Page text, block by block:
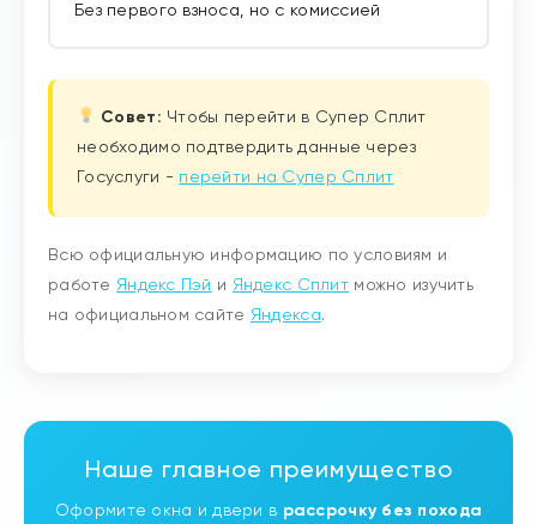
Без первого взноса, но с комиссией
Совет: Чтобы перейти в Супер Сплит
необходимо подтвердить данные через
Госуслуги - перейти на Супер Сплит
Всю официальную информацию по условиям и
работе Яндекс Пэй и Яндекс Сплит можно изучить
на официальном сайте Яндекса.
Наше главное преимущество
Оформите окна и двери в рассрочку без похода